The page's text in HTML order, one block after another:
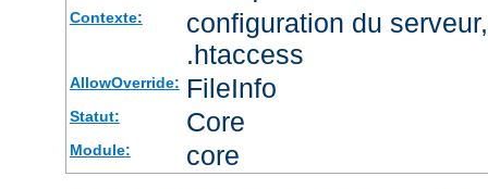
Contexte:
configuration du
.htaccess
AllowOverride: FileInfo
Statut: Core
Module: core